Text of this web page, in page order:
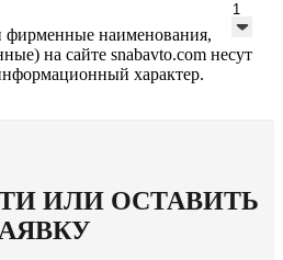
фирменные наименования,
на сайте snabavto.com несут
характер.
ИЛИ ОСТАВИТЬ